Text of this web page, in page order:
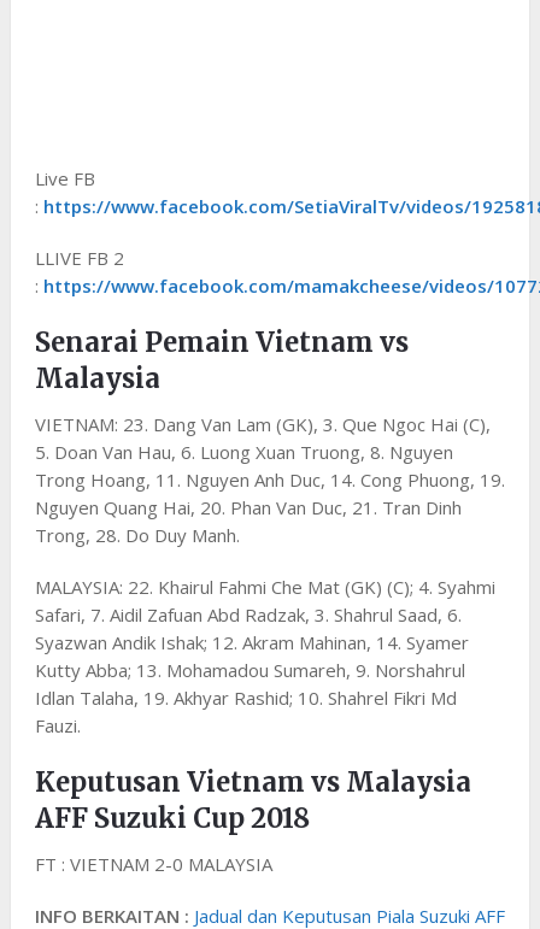
Live FB
: https://www.facebook.com/SetiaViralTv/videos/
LLIVE FB 2
: https://www.facebook.com/mamakcheese/videos/
Senarai Pemain Vietnam vs
Malaysia
VIETNAM: 23. Dang Van Lam (GK), 3. Que Ngoc Hai (C),
5. Doan Van Hau, 6. Luong Xuan Truong, 8. Nguyen
Trong Hoang, 11. Nguyen Anh Duc, 14. Cong Phuong, 19.
Nguyen Quang Hai, 20. Phan Van Duc, 21. Tran Dinh
Trong, 28. Do Duy Manh.
MALAYSIA: 22. Khairul Fahmi Che Mat (GK) (C); 4. Syahmi
Safari, 7. Aidil Zafuan Abd Radzak, 3. Shahrul Saad, 6.
Syazwan Andik Ishak; 12. Akram Mahinan, 14. Syamer
Kutty Abba; 13. Mohamadou Sumareh, 9. Norshahrul
Idlan Talaha, 19. Akhyar Rashid; 10. Shahrel Fikri Md
Fauzi.
Keputusan Vietnam vs Malaysia
AFF Suzuki Cup 2018
FT : VIETNAM 2-0 MALAYSIA
INFO BERKAITAN : Jadual dan Keputusan Piala Suzuki AFF